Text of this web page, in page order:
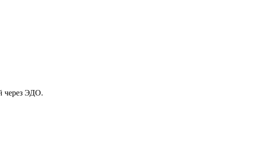
через ЭДО.